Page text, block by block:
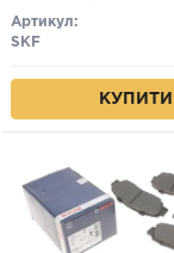
Артикул:
SKF
КУПИТИ